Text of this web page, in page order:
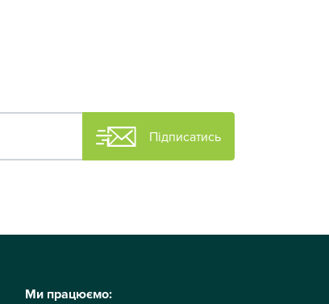
Підписатись
Ми працюємо: